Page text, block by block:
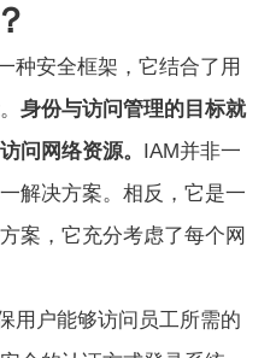
种安全框架，它结合了用
身份与访问管理的目标就
问网络资源。
IAM并非一
解决方案。相反，它是一
案，它充分考虑了每个网
用户能够访问员工所需的